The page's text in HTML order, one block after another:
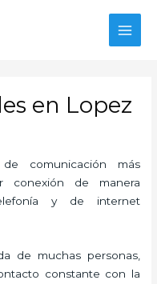
en Lopez
comunicación más
conexión de manera
y de internet
de muchas personas,
constante con la